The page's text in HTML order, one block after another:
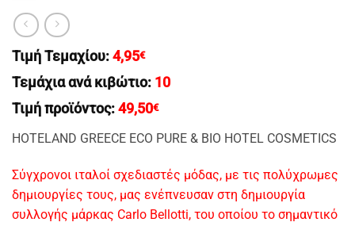
Τιμή Τεμαχίου: 4,95€
Τεμάχια ανά κιβώτιο: 10
Τιμή προϊόντος: 49,50€
HOTELAND GREECE ECO PURE & BIO HOTEL COSMETICS
Σύγχρονοι ιταλοί σχεδιαστές μόδας, με τις πολύχρωμες
δημιουργίες τους, μας ενέπνευσαν στη δημιουργία
συλλογής μάρκας Carlo Bellotti, του οποίου το σημαντικό